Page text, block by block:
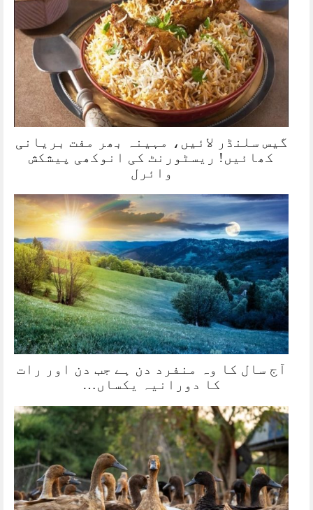
گیس سلنڈر لائیں، مہینہ بھر مفت بریانی
کھائیں! ریسٹورنٹ کی انوکھی پیشکش
وائرل
آج سال کا وہ منفرد دن ہے جب دن اور رات
کا دورانیہ یکساں…